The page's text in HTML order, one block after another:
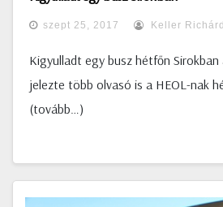
szept 25, 2017 Keller Richárd
Kigyulladt egy busz hétfőn
jelezte több olvasó is a HEOL-nak
(tovább…)